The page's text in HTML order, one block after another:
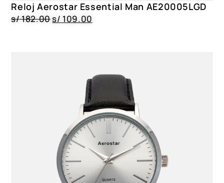
Reloj Aerostar Essential Man AE20005LGD
s/182.00s/ 109.00